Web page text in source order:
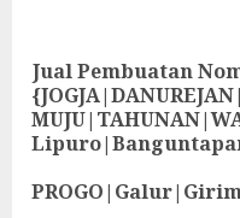
Jual Pembuatan